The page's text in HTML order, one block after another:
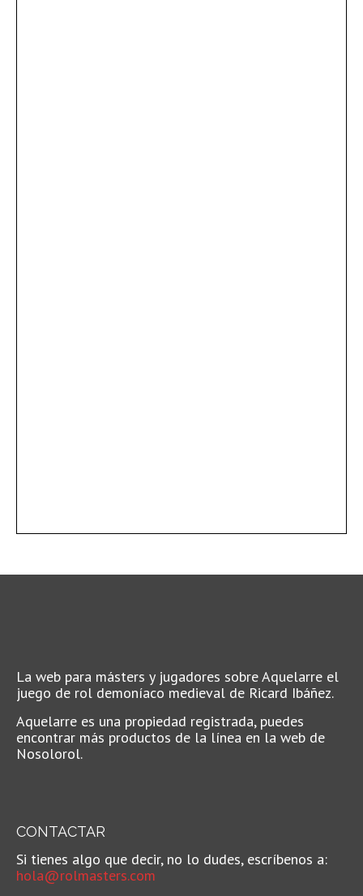
La web para másters y jugadores sobre Aquelarre el
juego de rol demoníaco medieval de Ricard Ibáñez.
Aquelarre es una propiedad registrada, puedes
encontrar más productos de la línea en la web de
Nosolorol.
CONTACTAR
Si tienes algo que decir, no lo dudes, escríbenos a:
hola@rolmasters.com